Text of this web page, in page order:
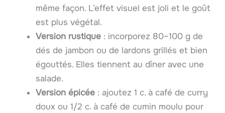
même façon. L’effet visuel est joli et le goût
est plus végétal.
Version rustique : incorporez 80–100 g de
dés de jambon ou de lardons grillés et bien
égouttés. Elles tiennent au dîner avec une
salade.
Version épicée : ajoutez 1 c. à café de curry
doux ou 1/2 c. à café de cumin moulu pour